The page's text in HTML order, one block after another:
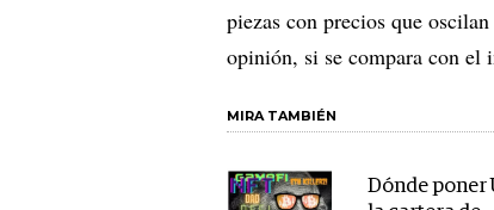
piezas con precios que
opinión, si se compara con el
MIRA TAMBIÉN
Dónde poner